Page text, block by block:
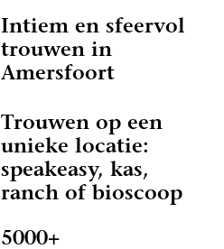
Intiem en sfeervol
trouwen in
Amersfoort
Trouwen op een
unieke locatie:
speakeasy, kas,
ranch of bioscoop
5000+